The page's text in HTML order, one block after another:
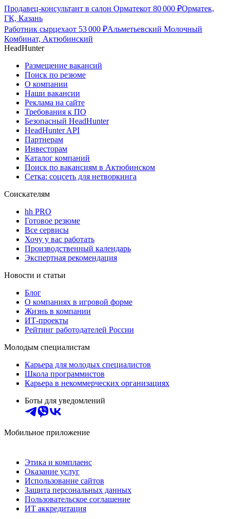
Продавец-консультант в салон Орматекот 80 000 ₽Орматек,
ГК, Казань
Работник сырцехаот 53 000 ₽Альметьевский Молочный
Комбинат, Актюбинский
HeadHunter
Размещение вакансий
Поиск по резюме
О компании
Наши вакансии
Реклама на сайте
Требования к ПО
Безопасный HeadHunter
HeadHunter API
Партнерам
Инвесторам
Каталог компаний
Поиск по вакансиям в Актюбинском
Сетка: соцсеть для нетворкинга
Соискателям
hh PRO
Готовое резюме
Все сервисы
Хочу у вас работать
Производственный календарь
Экспертная рекомендация
Новости и статьи
Блог
О компаниях в игровой форме
Жизнь в компании
ИТ-проекты
Рейтинг работодателей России
Молодым специалистам
Карьера для молодых специалистов
Школа программистов
Карьера в некоммерческих организациях
Боты для уведомлений
Мобильное приложение
Этика и комплаенс
Оказание услуг
Использование сайтов
Защита персональных данных
Пользовательское соглашение
ИТ аккредитация